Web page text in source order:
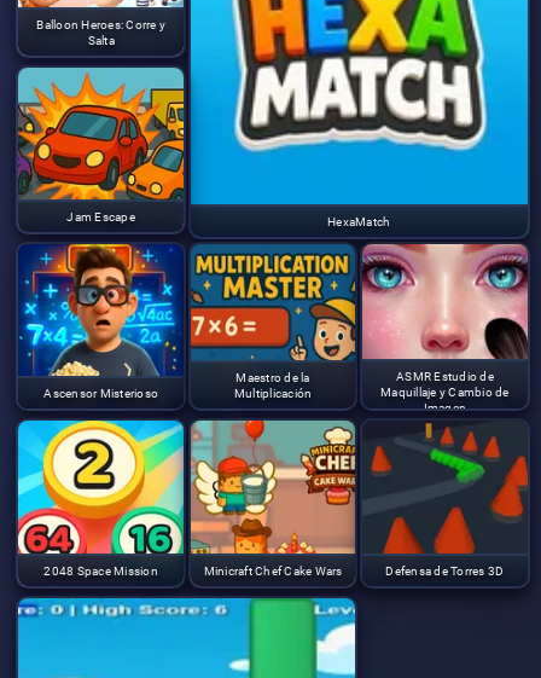
Balloon Heroes: Corre y
Salta
HexaMatch
Jam Escape
Ascensor Misterioso
Maestro de la
Multiplicación
ASMR Estudio de
Maquillaje y Cambio de
Imagen
2048 Space Mission Minicraft Chef Cake Wars Defensa de Torres 3D